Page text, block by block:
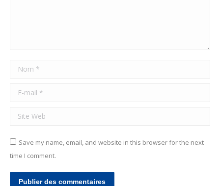
Nom *
E-mail *
Site Web
Save my name, email, and website in this browser for the next
time I comment.
Publier des commentaires